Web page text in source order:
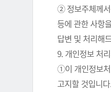
② 정보주체께서
등에 관한 사항
답변 및 처리해
9. 개인정보 처
①이 개인정보처
고지할 것입니